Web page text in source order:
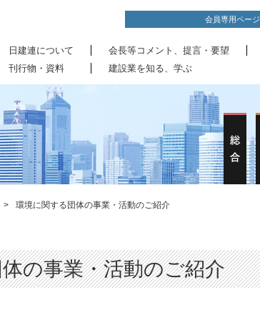
会員専用ページ
日建連について 会長等コメント、提言・要望
刊行物・資料
建設業を知る、学ぶ
> 環境に関する団体の事業・活動のご紹介
の事業・活動のご紹介